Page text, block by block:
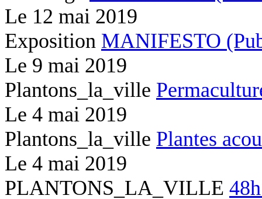
Le 12 mai 2019
Exposition MANIFESTO
Le 9 mai 2019
Plantons_la_ville
Le 4 mai 2019
Plantons_la_ville Plantes
Le 4 mai 2019
PLANTONS_LA_VILLE